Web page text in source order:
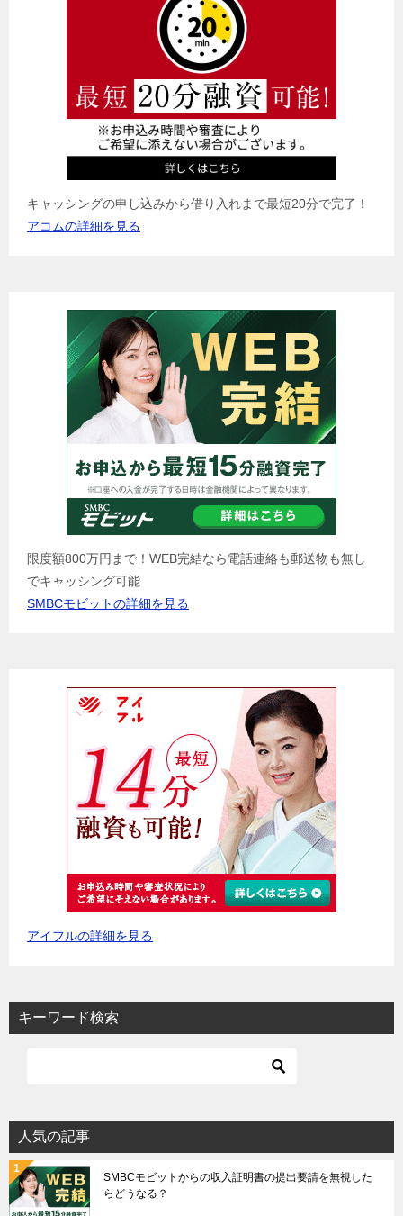
キャッシングの申し込みから借り入れまで最短20分で完了！
アコムの詳細を見る
限度額800万円まで！WEB完結なら電話連絡も郵送物も無し
でキャッシング可能
SMBCモビットの詳細を見る
アイフルの詳細を見る
キーワード検索
人気の記事
SMBCモビットからの収入証明書の提出要請を無視した
らどうなる？